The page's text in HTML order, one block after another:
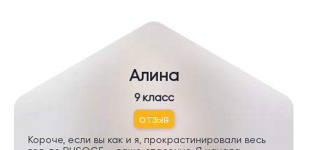
Алина
9 класс
отзыв
Короче, если вы как и я, прокрастинировали весь